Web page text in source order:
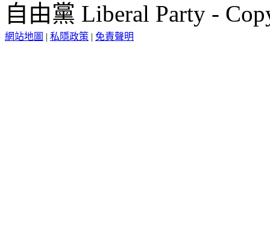
自由黨 Liberal Party -
網站地圖 | 私隱政策 | 免責聲明